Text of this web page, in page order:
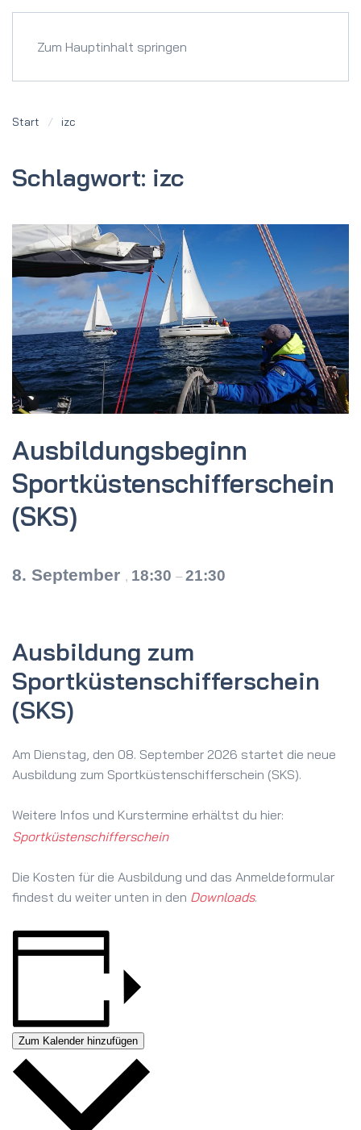
Zum Hauptinhalt springen
Start izc
Schlagwort: izc
Ausbildungs­beginn
Sportküsten­schifferschein
(SKS)
8. September , 18:30 – 21:30
Ausbildung zum
Sportküstenschifferschein
(SKS)
Am Dienstag, den 08. September 2026 startet die neue
Ausbildung zum Sportküstenschifferschein (SKS).
Weitere Infos und Kurstermine erhältst du hier:
Sportküstenschifferschein
Die Kosten für die Ausbildung und das Anmeldeformular
findest du weiter unten in den Downloads.
Zum Kalender hinzufügen